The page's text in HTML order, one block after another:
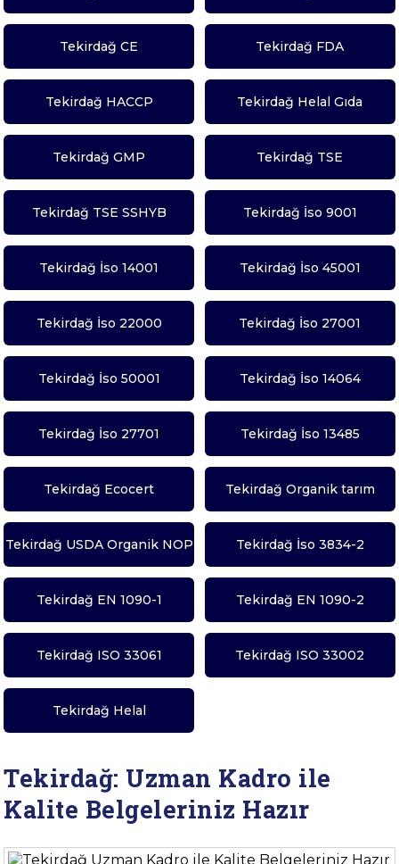
Tekirdağ CE Tekirdağ FDA
Tekirdağ HACCP Tekirdağ Helal Gıda
Tekirdağ GMP Tekirdağ TSE
Tekirdağ TSE SSHYB Tekirdağ İso 9001
Tekirdağ İso 14001 Tekirdağ İso 45001
Tekirdağ İso 22000 Tekirdağ İso 27001
Tekirdağ İso 50001 Tekirdağ İso 14064
Tekirdağ İso 27701 Tekirdağ İso 13485
Tekirdağ Ecocert Tekirdağ Organik tarım
Tekirdağ USDA Organik NOP Tekirdağ İso 3834-2
Tekirdağ EN 1090-1 Tekirdağ EN 1090-2
Tekirdağ ISO 33061 Tekirdağ ISO 33002
Tekirdağ Helal
Tekirdağ: Uzman Kadro ile
Kalite Belgeleriniz Hazır